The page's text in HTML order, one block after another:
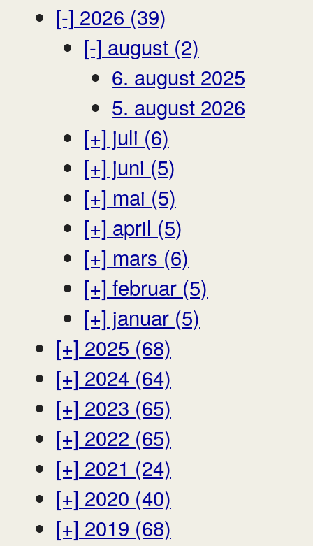
[-] 2026 (39)
[-] august (2)
6. august 2025
5. august 2026
[+] juli (6)
[+] juni (5)
[+] mai (5)
[+] april (5)
[+] mars (6)
[+] februar (5)
[+] januar (5)
[+] 2025 (68)
[+] 2024 (64)
[+] 2023 (65)
[+] 2022 (65)
[+] 2021 (24)
[+] 2020 (40)
[+] 2019 (68)